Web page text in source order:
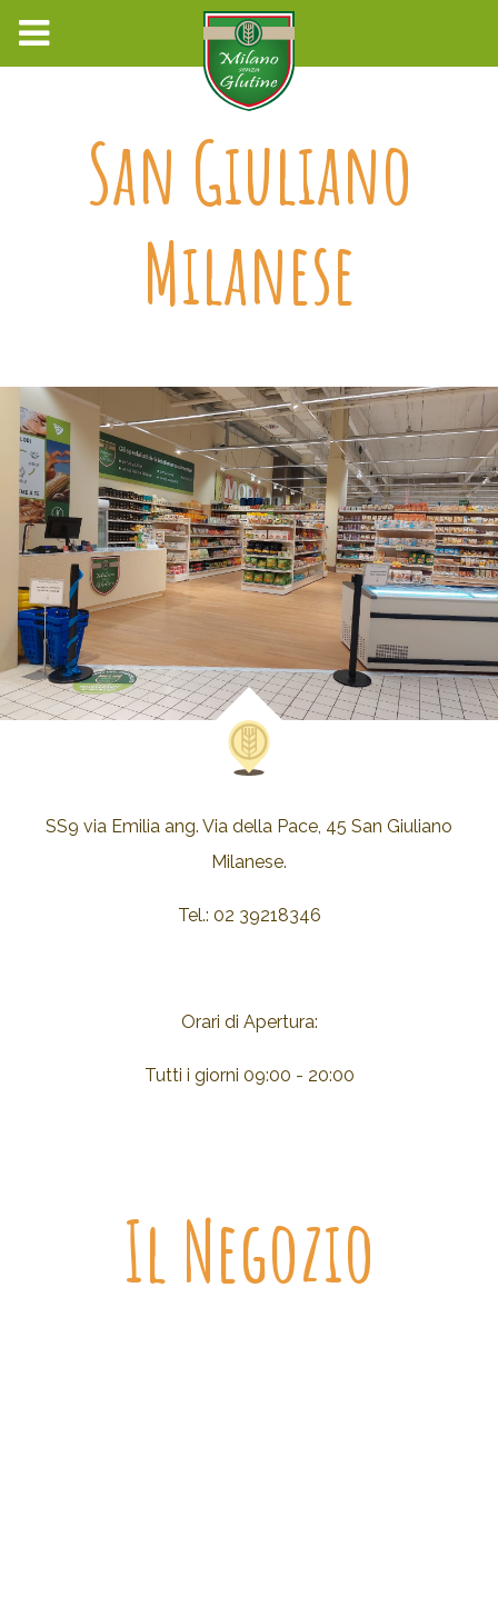
San Giuliano
Milanese
SS9 via Emilia ang. Via della Pace, 45 San Giuliano
Milanese.
Tel.: 02 39218346
Orari di Apertura:
Tutti i giorni 09:00 - 20:00
Il Negozio